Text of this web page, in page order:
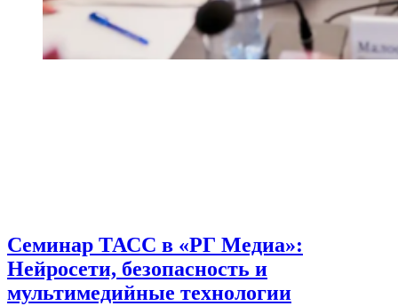
Семинар ТАСС в «РГ Медиа»:
Нейросети, безопасность и
мультимедийные технологии